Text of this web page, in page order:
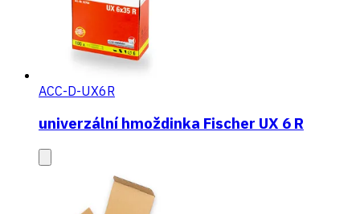
ACC-D-UX6R
univerzální hmoždinka Fischer UX 6 R